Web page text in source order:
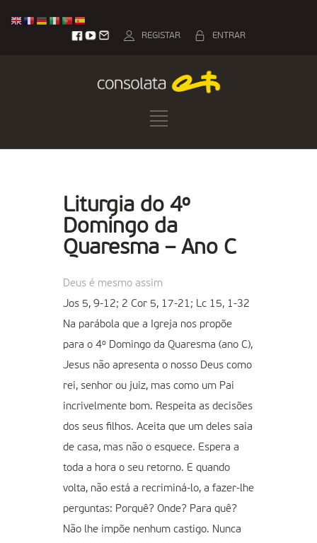
ENTRAR
REGISTAR
Liturgia do 4º
Domingo da
Quaresma – Ano C
Deus é mesmo assim
Jos 5, 9-12; 2 Cor 5, 17-21; Lc 15, 1-32
Na parábola que a Igreja nos propõe
para o 4º Domingo da Quaresma (ano C),
Jesus não apresenta o nosso Deus como
rei, senhor ou juiz, mas como um Pai
incrivelmente bom. Respeita as decisões
dos seus filhos. Aceita que um deles saia
de casa, mas não o esquece. Espera a
toda a hora o seu retorno. E quando
volta, não está a recriminá-lo, a fazer-lhe
perguntas: Porquê? Onde? Para quê?
Não lhe impõe nenhum castigo. Nunca